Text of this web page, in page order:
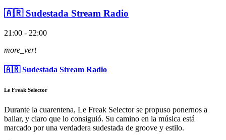
🇦🇷 Sudestada Stream Radio
21:00 - 22:00
more_vert
🇦🇷 Sudestada Stream Radio
Le Freak Selector
Durante la cuarentena, Le Freak Selector se propuso ponernos a
bailar, y claro que lo consiguió. Su camino en la música está
marcado por una verdadera sudestada de groove y estilo.